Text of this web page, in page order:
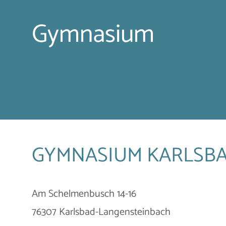
Gymnasium
GYMNASIUM
Am Schelmenbusch 14-16
76307 Karlsbad-Langensteinbach